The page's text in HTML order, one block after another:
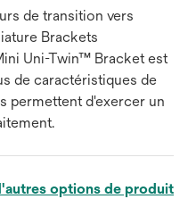
de transition vers
Brackets
Uni-Twin™ Bracket est
de caractéristiques de
permettent d'exercer un
options de produit